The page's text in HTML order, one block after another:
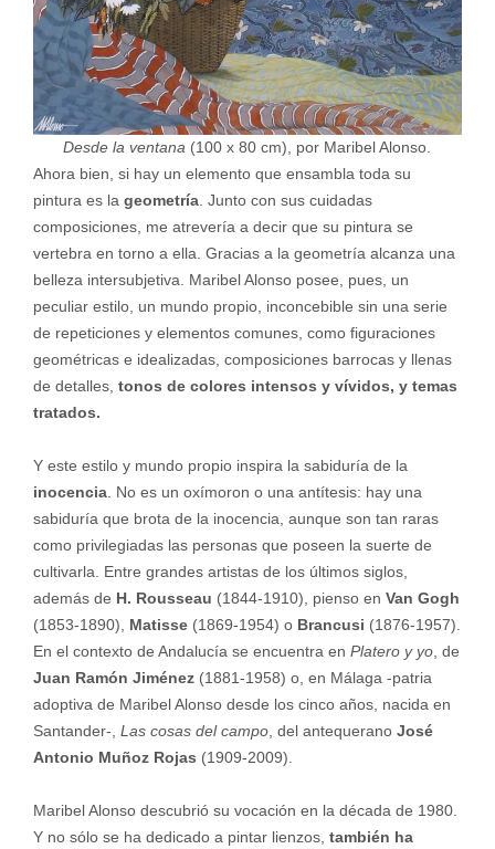
Desde la ventana (100 x 80 cm), por Maribel Alonso.
Ahora bien, si hay un elemento que ensambla toda su
pintura es la geometría. Junto con sus cuidadas
composiciones, me atrevería a decir que su pintura se
vertebra en torno a ella. Gracias a la geometría alcanza una
belleza intersubjetiva. Maribel Alonso posee, pues, un
peculiar estilo, un mundo propio, inconcebible sin una serie
de repeticiones y elementos comunes, como figuraciones
geométricas e idealizadas, composiciones barrocas y llenas
de detalles, tonos de colores intensos y vívidos, y temas
tratados.
Y este estilo y mundo propio inspira la sabiduría de la
inocencia. No es un oxímoron o una antítesis: hay una
sabiduría que brota de la inocencia, aunque son tan raras
como privilegiadas las personas que poseen la suerte de
cultivarla. Entre grandes artistas de los últimos siglos,
además de H. Rousseau (1844-1910), pienso en Van Gogh
(1853-1890), Matisse (1869-1954) o Brancusi (1876-1957).
En el contexto de Andalucía se encuentra en Platero y yo, de
Juan Ramón Jiménez (1881-1958) o, en Málaga -patria
adoptiva de Maribel Alonso desde los cinco años, nacida en
Santander-, Las cosas del campo, del antequerano José
Antonio Muñoz Rojas (1909-2009).
Maribel Alonso descubrió su vocación en la década de 1980.
Y no sólo se ha dedicado a pintar lienzos, también ha